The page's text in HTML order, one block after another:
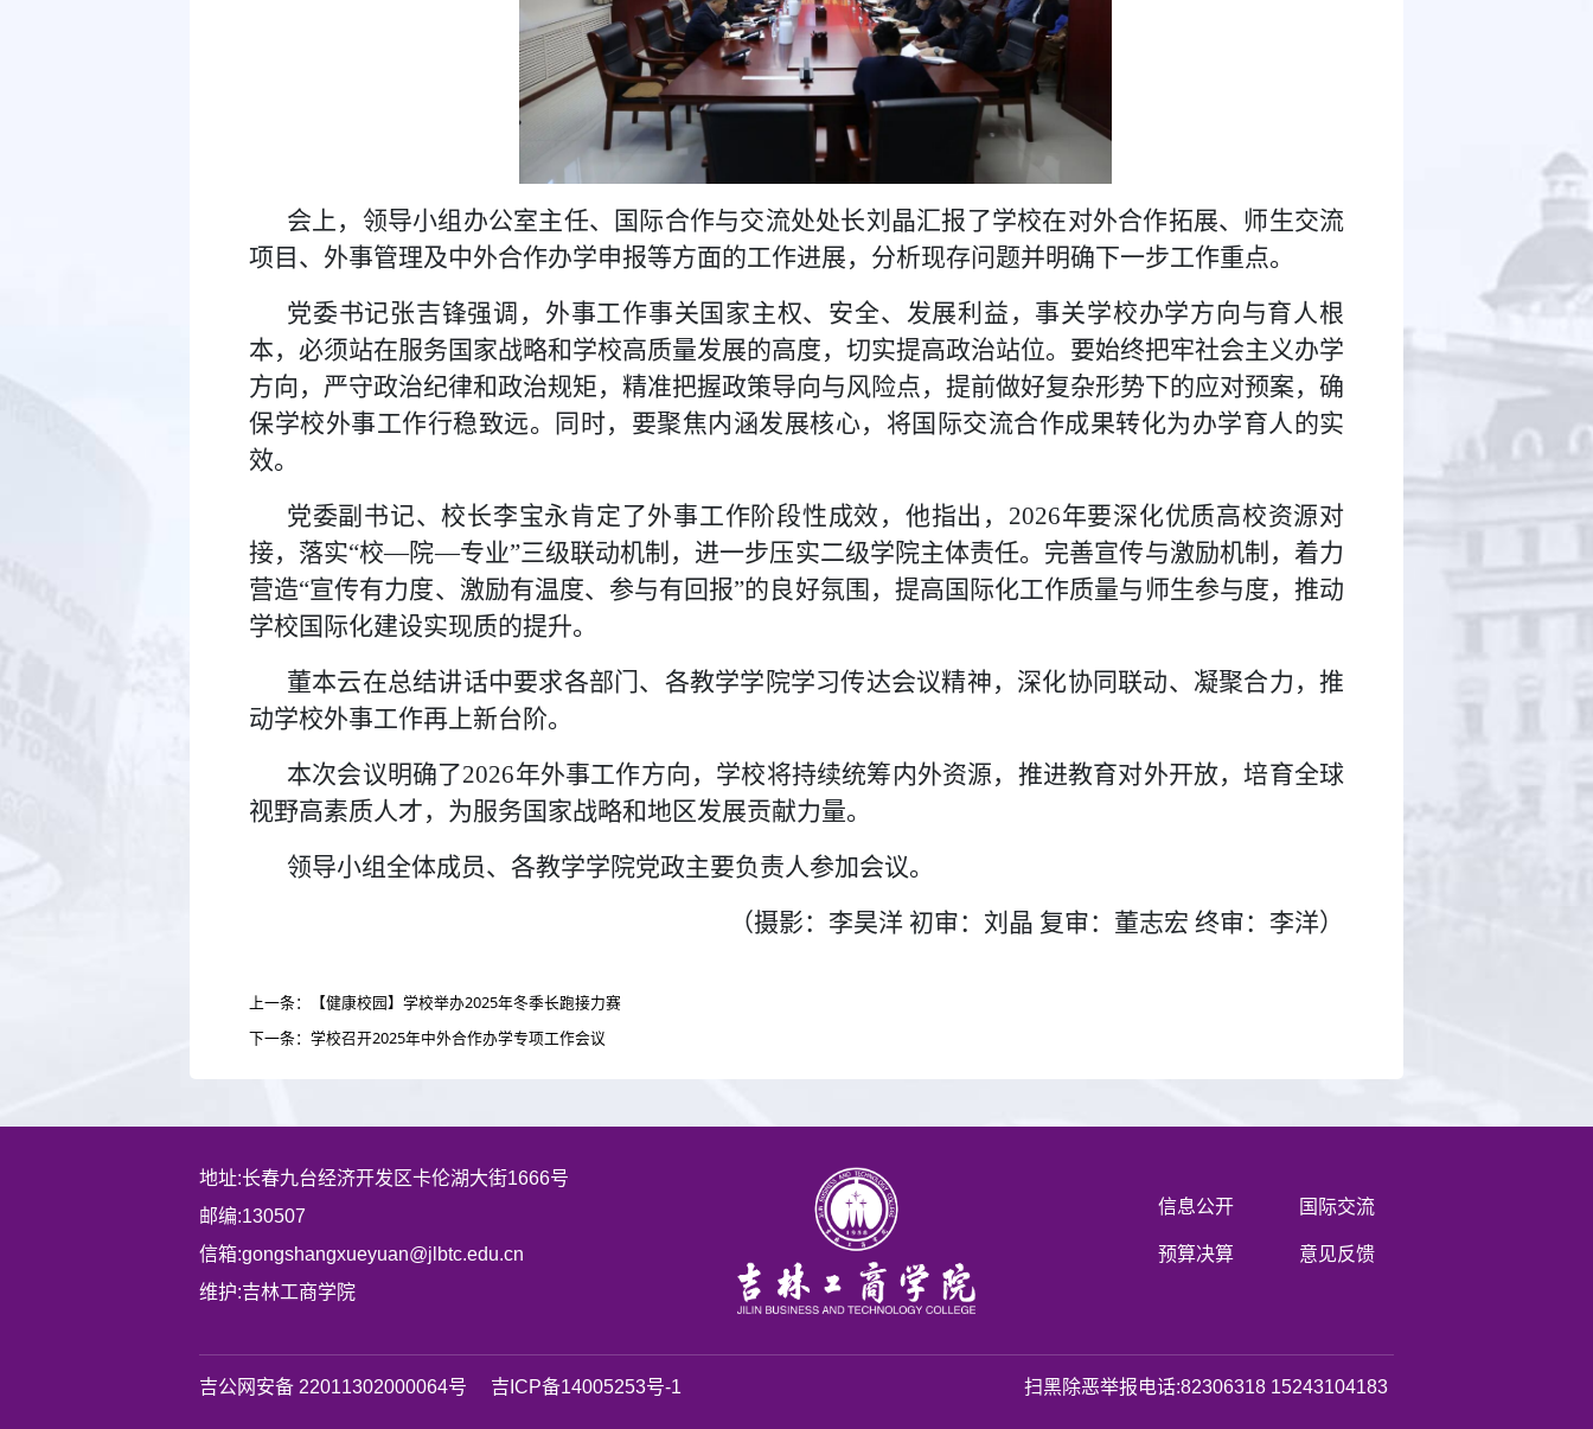
会上，领导小组办公室主任、国际合作与交流处处长刘晶汇报了学校在对外合作拓展、师生交流
项目、外事管理及中外合作办学申报等方面的工作进展，分析现存问题并明确下一步工作重点。
党委书记张吉锋强调，外事工作事关国家主权、安全、发展利益，事关学校办学方向与育人根
本，必须站在服务国家战略和学校高质量发展的高度，切实提高政治站位。要始终把牢社会主义办学
方向，严守政治纪律和政治规矩，精准把握政策导向与风险点，提前做好复杂形势下的应对预案，确
保学校外事工作行稳致远。同时，要聚焦内涵发展核心，将国际交流合作成果转化为办学育人的实
效。
党委副书记、校长李宝永肯定了外事工作阶段性成效，他指出，2026年要深化优质高校资源对
接，落实“校—院—专业”三级联动机制，进一步压实二级学院主体责任。完善宣传与激励机制，着力
营造“宣传有力度、激励有温度、参与有回报”的良好氛围，提高国际化工作质量与师生参与度，推动
学校国际化建设实现质的提升。
董本云在总结讲话中要求各部门、各教学学院学习传达会议精神，深化协同联动、凝聚合力，推
动学校外事工作再上新台阶。
本次会议明确了2026年外事工作方向，学校将持续统筹内外资源，推进教育对外开放，培育全球
视野高素质人才，为服务国家战略和地区发展贡献力量。
领导小组全体成员、各教学学院党政主要负责人参加会议。
（摄影：李昊洋 初审：刘晶 复审：董志宏 终审：李洋）
上一条：【健康校园】学校举办2025年冬季长跑接力赛
下一条：学校召开2025年中外合作办学专项工作会议
地址:长春九台经济开发区卡伦湖大街1666号
邮编:130507
信箱:gongshangxueyuan@jlbtc.edu.cn
维护:吉林工商学院
信息公开 国际交流
预算决算 意见反馈
吉公网安备 22011302000064号 吉ICP备14005253号-1 扫黑除恶举报电话:82306318 15243104183